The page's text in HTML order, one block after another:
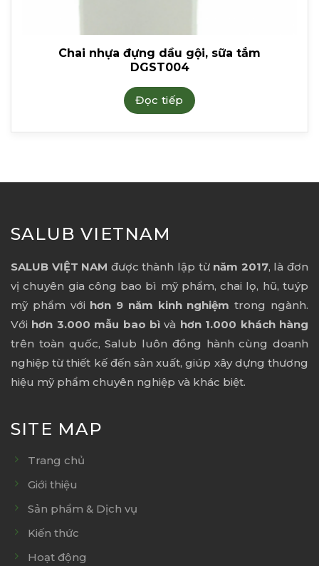
Chai nhựa đựng dầu gội, sữa tắm
DGST004
Đọc tiếp
SALUB VIETNAM
SALUB VIỆT NAM được thành lập từ năm 2017, là đơn
vị chuyên gia công bao bì mỹ phẩm, chai lọ, hũ, tuýp
mỹ phẩm với hơn 9 năm kinh nghiệm trong ngành.
Với hơn 3.000 mẫu bao bì và hơn 1.000 khách hàng
trên toàn quốc, Salub luôn đồng hành cùng doanh
nghiệp từ thiết kế đến sản xuất, giúp xây dựng thương
hiệu mỹ phẩm chuyên nghiệp và khác biệt.
SITE MAP
Trang chủ
Giới thiệu
Sản phẩm & Dịch vụ
Kiến thức
Hoạt động